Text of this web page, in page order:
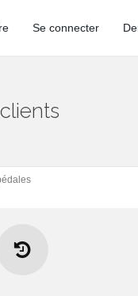
Se connecter
de devis